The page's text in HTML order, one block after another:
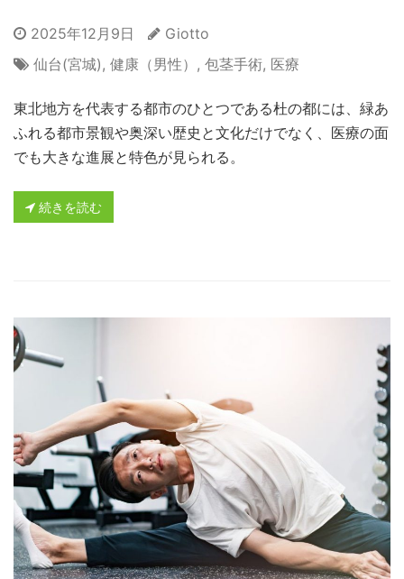
2025年12月9日
Giotto
仙台(宮城), 健康（男性） , 包茎手術, 医療
東北地方を代表する都市のひとつである杜の都には、緑あ
ふれる都市景観や奥深い歴史と文化だけでなく、医療の面
でも大きな進展と特色が見られる。
続きを読む